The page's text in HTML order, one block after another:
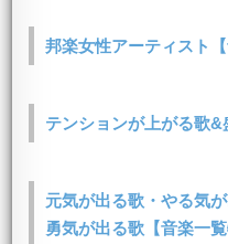
邦楽女性アーティスト【
テンションが上がる歌&
元気が出る歌・やる気
勇気が出る歌【音楽一覧